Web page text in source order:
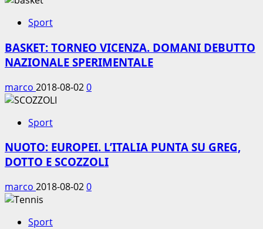
Sport
BASKET: TORNEO VICENZA. DOMANI DEBUTTO
NAZIONALE SPERIMENTALE
marco 2018-08-020
Sport
NUOTO: EUROPEI. L’ITALIA PUNTA SU GREG,
DOTTO E SCOZZOLI
marco 2018-08-020
Sport